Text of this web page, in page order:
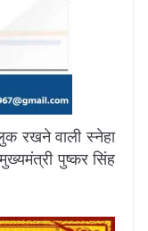
रखने वाली स्नेहा
पुष्कर सिंह